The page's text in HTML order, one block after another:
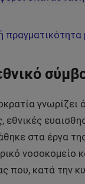
γνωρίζει
εθνικές
στα έργα
νοσοκομείο
που, κατά την